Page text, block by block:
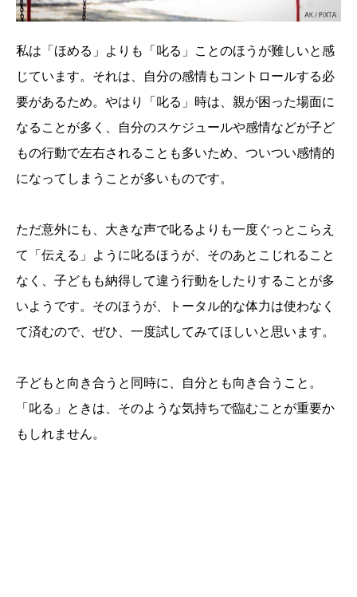
私は「ほめる」よりも「叱る」ことのほうが難しいと感
じています。それは、自分の感情もコントロールする必
要があるため。やはり「叱る」時は、親が困った場面に
なることが多く、自分のスケジュールや感情などが子ど
もの行動で左右されることも多いため、ついつい感情的
になってしまうことが多いものです。
ただ意外にも、大きな声で叱るよりも一度ぐっとこらえ
て「伝える」ように叱るほうが、そのあとこじれること
なく、子どもも納得して違う行動をしたりすることが多
いようです。そのほうが、トータル的な体力は使わなく
て済むので、ぜひ、一度試してみてほしいと思います。
子どもと向き合うと同時に、自分とも向き合うこと。
「叱る」ときは、そのような気持ちで臨むことが重要か
もしれません。